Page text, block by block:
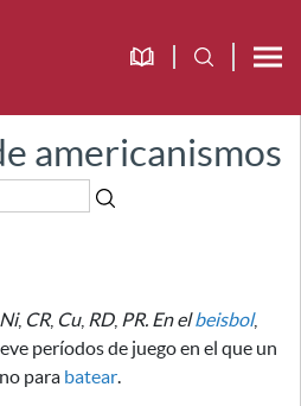
americanismos
Ni, CR, Cu, RD, PR. En elbeisbol,
períodos de juego en el que un
para batear.